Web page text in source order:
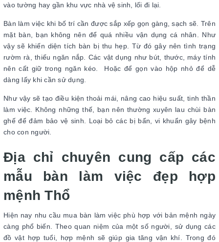
vào tường hay gần khu vực nhà vệ sinh, lối đi lại.
Bàn làm việc khi bố trí cần được sắp xếp gọn gàng, sạch sẽ. Trên
mặt bàn, bạn không nên để quá nhiều vận dụng cá nhân. Như
vậy sẽ khiến diện tích bàn bị thu hẹp. Từ đó gây nên tình trạng
rườm rà, thiếu ngăn nắp. Các vật dụng như bút, thước, máy tính
nên cất giữ trong ngăn kéo. Hoặc để gọn vào hộp nhỏ để dễ
dàng lấy khi cần sử dụng.
Như vậy sẽ tạo điều kiện thoải mái, nâng cao hiệu suất, tinh thần
làm việc. Không những thế, bạn nên thường xuyên lau chùi bàn
ghế để đảm bảo vệ sinh. Loại bỏ các bị bẩn, vi khuẩn gây bệnh
cho con người.
Địa chỉ chuyên cung cấp các
mẫu bàn làm việc đẹp hợp
mệnh Thổ
Hiện nay nhu cầu mua bàn làm việc phù hợp với bản mệnh ngày
càng phổ biến. Theo quan niệm của một số người, sử dụng các
đồ vật hợp tuổi, hợp mệnh sẽ giúp gia tăng vận khí. Trong đó